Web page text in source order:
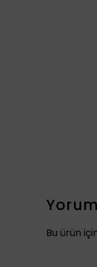
Bu ürün